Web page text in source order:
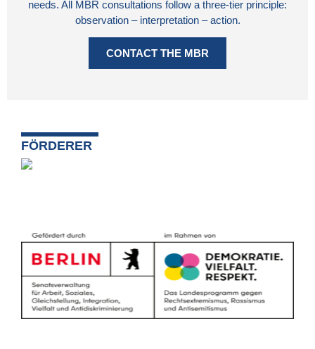
needs. All MBR consultations follow a three-tier principle:
observation – interpretation – action.
CONTACT THE MBR
FÖRDERER